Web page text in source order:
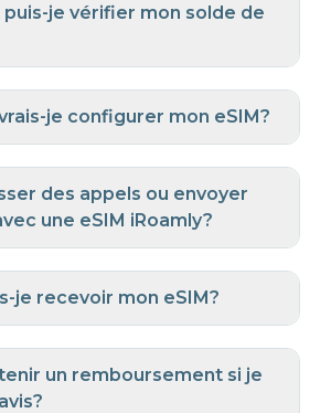
je vérifier mon solde de
je configurer mon eSIM?
des appels ou envoyer
une eSIM iRoamly?
je recevoir mon eSIM?
un remboursement si je